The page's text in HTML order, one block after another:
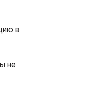
в
не